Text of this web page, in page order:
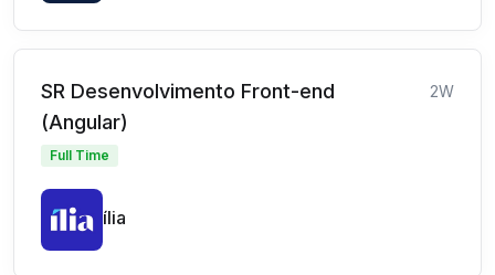
SR Desenvolvimento Front-end
(Angular)
2W
Full Time
ília